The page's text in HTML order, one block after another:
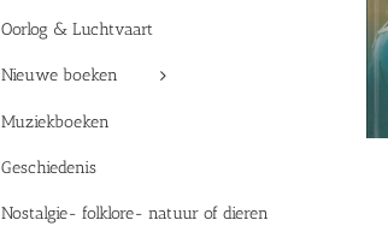
Oorlog & Luchtvaart
Nieuwe boeken
Muziekboeken
Geschiedenis
Nostalgie- folklore- natuur of dieren